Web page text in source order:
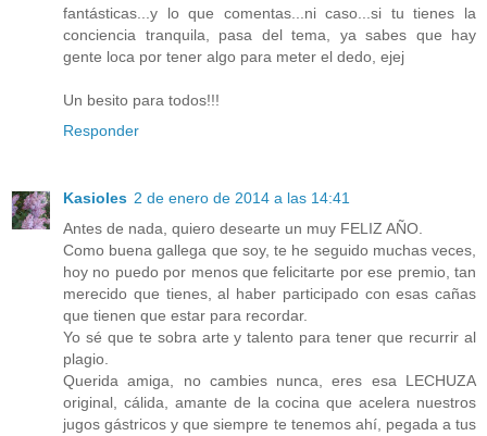
fantásticas...y lo que comentas...ni caso...si tu tienes la
conciencia tranquila, pasa del tema, ya sabes que hay
gente loca por tener algo para meter el dedo, ejej
Un besito para todos!!!
Responder
Kasioles 2 de enero de 2014 a las 14:41
Antes de nada, quiero desearte un muy FELIZ AÑO.
Como buena gallega que soy, te he seguido muchas veces,
hoy no puedo por menos que felicitarte por ese premio, tan
merecido que tienes, al haber participado con esas cañas
que tienen que estar para recordar.
Yo sé que te sobra arte y talento para tener que recurrir al
plagio.
Querida amiga, no cambies nunca, eres esa LECHUZA
original, cálida, amante de la cocina que acelera nuestros
jugos gástricos y que siempre te tenemos ahí, pegada a tus